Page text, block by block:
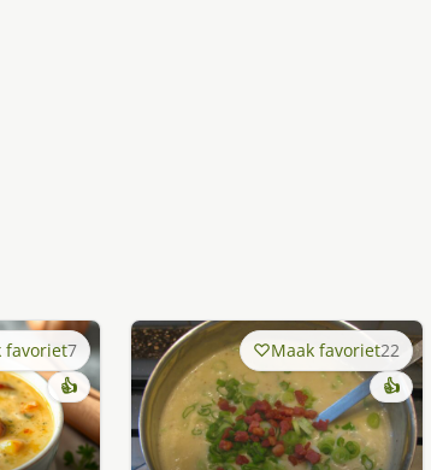
favoriet7
👍
Maak favoriet22
👍